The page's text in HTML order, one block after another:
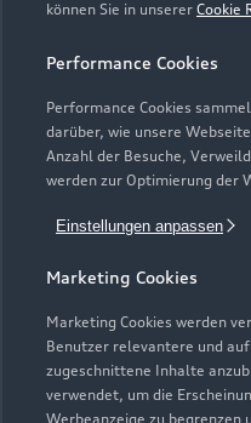
können Sie in unserer Cookie
Performance Cookies
Performance Cookies
darüber, wie unsere
Anzahl der Besuche,
werden zur Optimierung der
Einstellungen anpassen
Marketing Cookies
Marketing Cookies werden
Benutzer relevantere und
zugeschnittene Inhalte
verwendet, um die
Werbeanzeige zu begrenzen
Elektromodelle
Plug-in-Hybride
Neuwagensuche
Gebrauchtwagensuche
Geschäftskunden
Service & Zubehör
Saisonale Angebote
Audi Services
Garantie
Audi digital services
myAudi
Support
Audi Code
Häufige Fragen (FAQ)
Über Audi
Unternehmen
Karriere
Investor Relations